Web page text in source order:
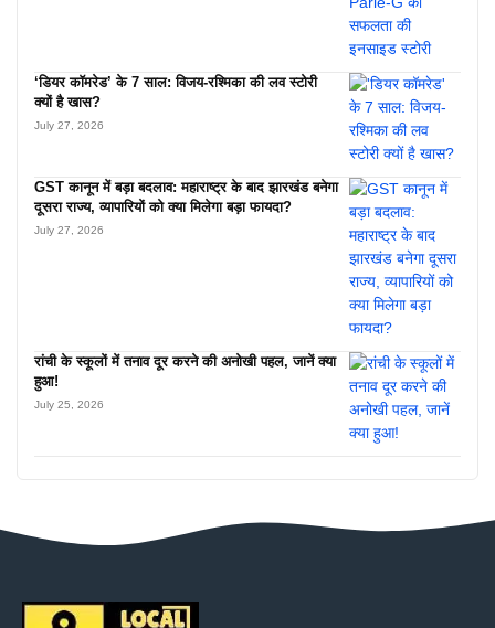
‘डियर कॉमरेड’ के 7 साल: विजय-रश्मिका की लव स्टोरी
क्यों है खास?
July 27, 2026
GST कानून में बड़ा बदलाव: महाराष्ट्र के बाद झारखंड बनेगा
दूसरा राज्य, व्यापारियों को क्या मिलेगा बड़ा फायदा?
July 27, 2026
रांची के स्कूलों में तनाव दूर करने की अनोखी पहल, जानें क्या
हुआ!
July 25, 2026